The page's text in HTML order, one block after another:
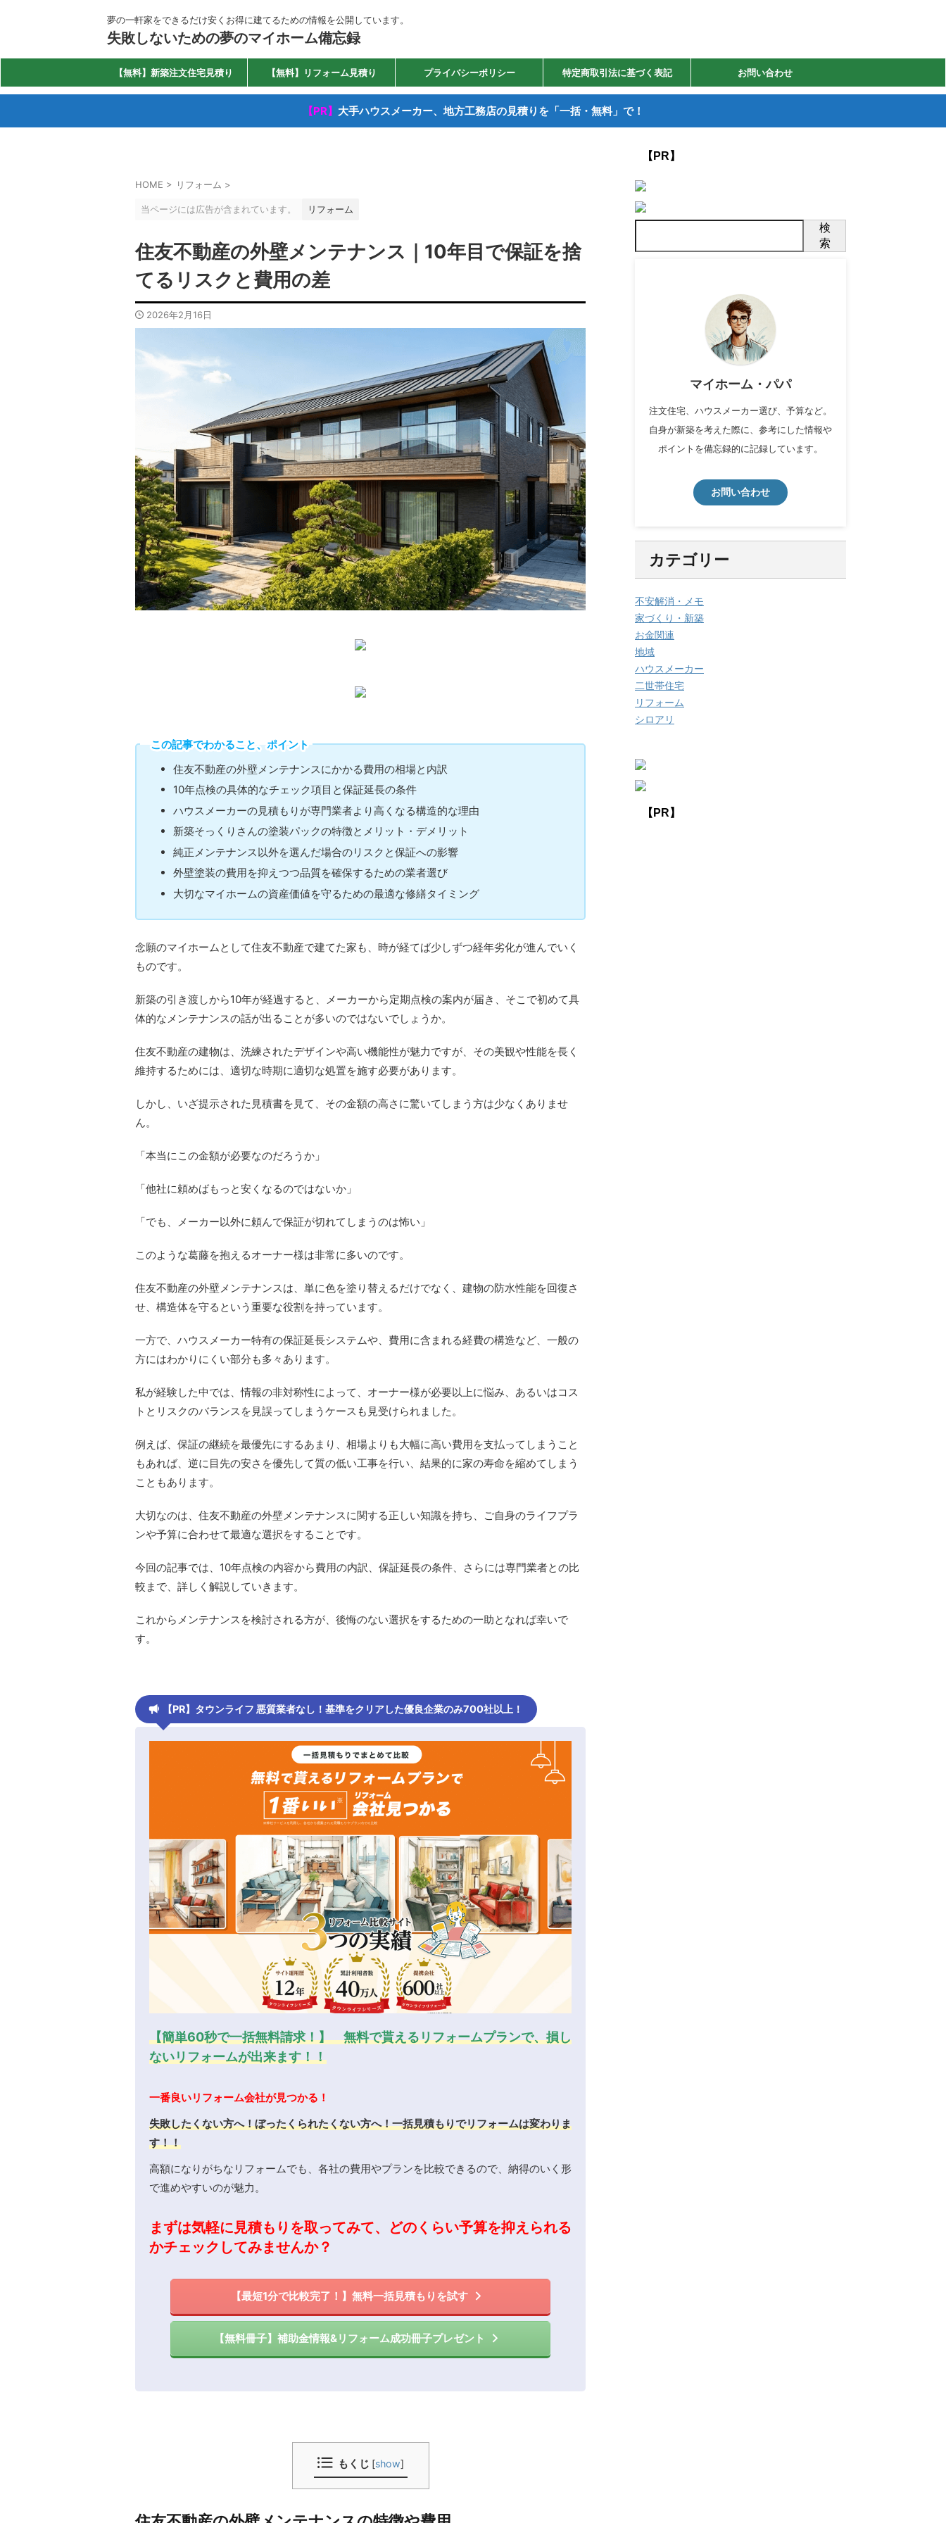
夢の一軒家をできるだけ安くお得に建てるための情報を公開しています。
失敗しないための夢のマイホーム備忘録
【無料】新築注文住宅見積り 【無料】リフォーム見積り プライバシーポリシー 特定商取引法に基づく表記 お問い合わせ
【PR】 大手ハウスメーカー、地方工務店の見積りを「一括・無料」で！
HOME > リフォーム >
当ページには広告が含まれています。 リフォーム
住友不動産の外壁メンテナンス｜10年目で保証を捨
てるリスクと費用の差
2026年2月16日
この記事でわかること、ポイント
住友不動産の外壁メンテナンスにかかる費用の相場と内訳
10年点検の具体的なチェック項目と保証延長の条件
ハウスメーカーの見積もりが専門業者より高くなる構造的な理由
新築そっくりさんの塗装パックの特徴とメリット・デメリット
純正メンテナンス以外を選んだ場合のリスクと保証への影響
外壁塗装の費用を抑えつつ品質を確保するための業者選び
大切なマイホームの資産価値を守るための最適な修繕タイミング
念願のマイホームとして住友不動産で建てた家も、時が経てば少しずつ経年劣化が進んでいく
ものです。
新築の引き渡しから10年が経過すると、メーカーから定期点検の案内が届き、そこで初めて具
体的なメンテナンスの話が出ることが多いのではないでしょうか。
住友不動産の建物は、洗練されたデザインや高い機能性が魅力ですが、その美観や性能を長く
維持するためには、適切な時期に適切な処置を施す必要があります。
しかし、いざ提示された見積書を見て、その金額の高さに驚いてしまう方は少なくありませ
ん。
「本当にこの金額が必要なのだろうか」
「他社に頼めばもっと安くなるのではないか」
「でも、メーカー以外に頼んで保証が切れてしまうのは怖い」
このような葛藤を抱えるオーナー様は非常に多いのです。
住友不動産の外壁メンテナンスは、単に色を塗り替えるだけでなく、建物の防水性能を回復さ
せ、構造体を守るという重要な役割を持っています。
一方で、ハウスメーカー特有の保証延長システムや、費用に含まれる経費の構造など、一般の
方にはわかりにくい部分も多々あります。
私が経験した中では、情報の非対称性によって、オーナー様が必要以上に悩み、あるいはコス
トとリスクのバランスを見誤ってしまうケースも見受けられました。
例えば、保証の継続を最優先にするあまり、相場よりも大幅に高い費用を支払ってしまうこと
もあれば、逆に目先の安さを優先して質の低い工事を行い、結果的に家の寿命を縮めてしまう
こともあります。
大切なのは、住友不動産の外壁メンテナンスに関する正しい知識を持ち、ご自身のライフプラ
ンや予算に合わせて最適な選択をすることです。
今回の記事では、10年点検の内容から費用の内訳、保証延長の条件、さらには専門業者との比
較まで、詳しく解説していきます。
これからメンテナンスを検討される方が、後悔のない選択をするための一助となれば幸いで
す。
【PR】タウンライフ 悪質業者なし！基準をクリアした優良企業のみ700社以上！
【簡単60秒で一括無料請求！】 無料で貰えるリフォームプランで、損し
ないリフォームが出来ます！！
一番良いリフォーム会社が見つかる！
失敗したくない方へ！ぼったくられたくない方へ！一括見積もりでリフォームは変わりま
す！！
高額になりがちなリフォームでも、各社の費用やプランを比較できるので、納得のいく形
で進めやすいのが魅力。
まずは気軽に見積もりを取ってみて、どのくらい予算を抑えられる
かチェックしてみませんか？
【最短1分で比較完了！】無料一括見積もりを試す
【無料冊子】補助金情報&リフォーム成功冊子プレゼント
もくじ [show]
【PR】
検
索
マイホーム・パパ
注文住宅、ハウスメーカー選び、予算など。
自身が新築を考えた際に、参考にした情報や
ポイントを備忘録的に記録しています。
お問い合わせ
カテゴリー
不安解消・メモ
家づくり・新築
お金関連
地域
ハウスメーカー
二世帯住宅
リフォーム
シロアリ
【PR】